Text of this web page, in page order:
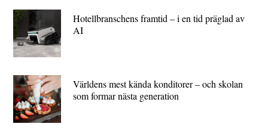
Hotellbranschens framtid – i en tid präglad av
AI
Världens mest kända konditorer – och skolan
som formar nästa generation